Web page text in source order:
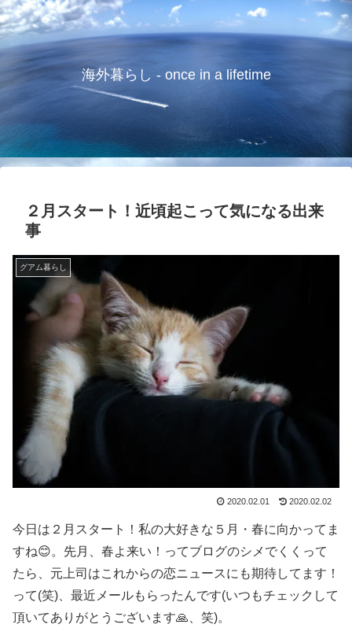
海外暮らし - once in a lifetime
２月スタート！近頃起こって気になる出来
事
グアム暮らし
2020.02.01 2020.02.02
今日は２月スタート！私の大好きな５月・春に向かってま
すね😊。先月、春よ来い！ってブログのシメでくくって
たら、元上司はこれからの恋ニュースにも期待してます！
って(笑)、最近メールもらったんです(いつもチェックして
頂いてありがとうございます🙏、笑)。